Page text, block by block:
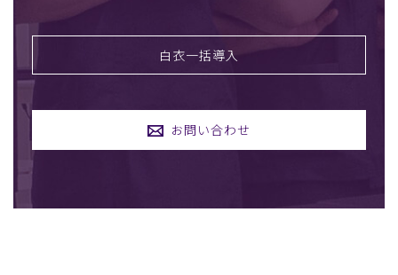
白衣一括導入
お問い合わせ